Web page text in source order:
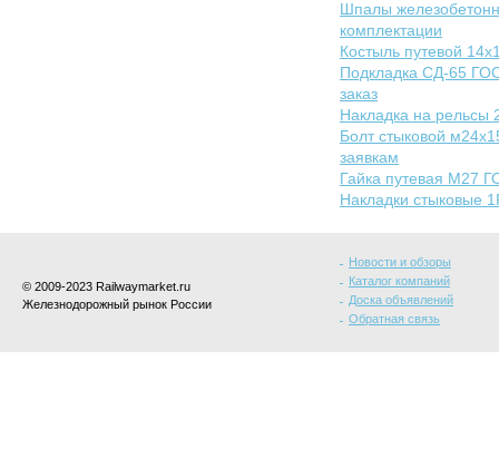
Шпалы
комплектации
Костыль путевой
Подкладка СД-65
заказ
Накладка на
Болт стыковой
заявкам
Гайка путевая М27
Накладки стыковые
© 2009-2023 Railwaymarket.ru
Железнодорожный рынок России
Новости и обзоры
Каталог компаний
Доска объявлений
Обратная связь